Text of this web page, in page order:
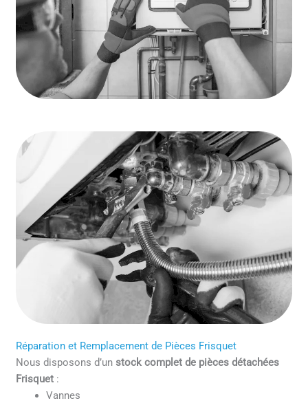
Réparation et Remplacement de Pièces Frisquet
Nous disposons d’unstock complet de pièces détachées
Frisquet :
Vannes